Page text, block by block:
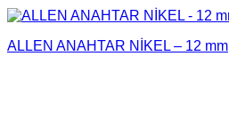
ALLEN ANAHTAR NİKEL – 12 mm